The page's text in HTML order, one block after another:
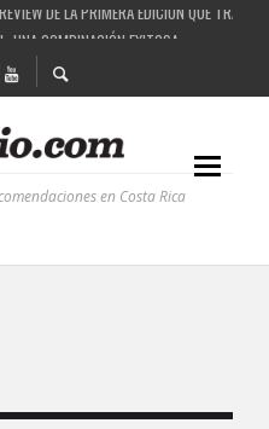
UNA COMBINACIÓN EXITOSA
ESTÁ TRANSFORMANDO LA CALIDAD DE
BBC RADIOPHONIC WORKSHOP
en Costa Rica